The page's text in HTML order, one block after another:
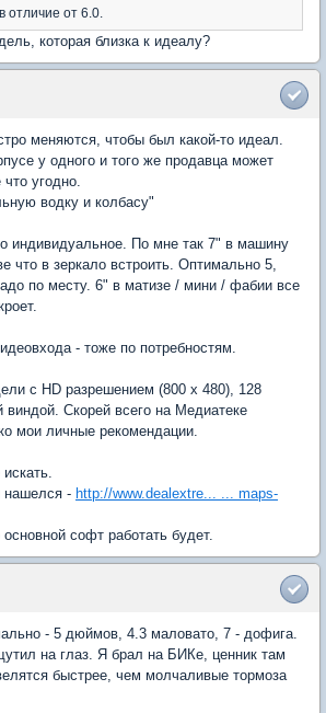
отличие от 6.0.
которая близка к идеалу?
меняются, чтобы был какой-то идеал.
у одного и того же продавца может
что угодно.
водку и колбасу"
индивидуальное. По мне так 7" в машину
что в зеркало встроить. Оптимально 5,
по месту. 6" в матизе / мини / фабии все
- тоже по потребностям.
с HD разрешением (800 x 480), 128
виндой. Скорей всего на Медиатеке
мои личные рекомендации.
нашелся - http://www.dealextre... ... maps-
софт работать будет.
- 5 дюймов, 4.3 маловато, 7 - дофига.
на глаз. Я брал на БИКе, ценник там
быстрее, чем молчаливые тормоза